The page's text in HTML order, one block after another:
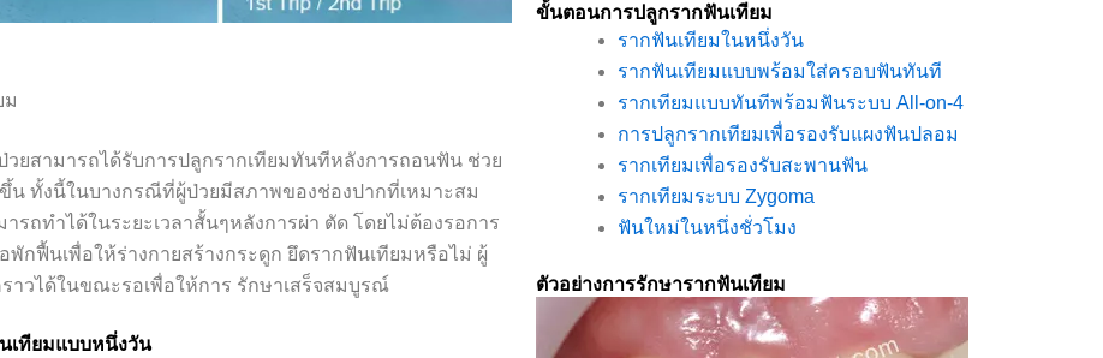
ม
วยสามารถได้รับการปลูกรากเทียมทันทีหลังการถอนฟัน ช่วย
ขึ้น ทั้งนี้ในบางกรณีที่ผู้ป่วยมีสภาพของช่องปากที่เหมาะสม
ถทำได้ในระยะเวลาสั้นๆหลังการผ่า ตัด โดยไม่ต้องรอการ
กฟื้นเพื่อให้ร่างกายสร้างกระดูก ยึดรากฟันเทียมหรือไม่ ผู้
วได้ในขณะรอเพื่อให้การ รักษาเสร็จสมบูรณ์
เทียมแบบหนึ่งวัน
ขั้นตอนการปลูกรากฟันเทียม
รากฟันเทียมในหนึ่งวัน
รากฟันเทียมแบบพร้อมใส่ครอบฟันทันที
รากเทียมแบบทันทีพร้อมฟันระบบ All-on-4
การปลูกรากเทียมเพื่อรองรับแผงฟันปลอม
รากเทียมเพื่อรองรับสะพานฟัน
รากเทียมระบบ Zygoma
ฟันใหม่ในหนึ่งชั่วโมง
ตัวอย่างการรักษารากฟันเทียม